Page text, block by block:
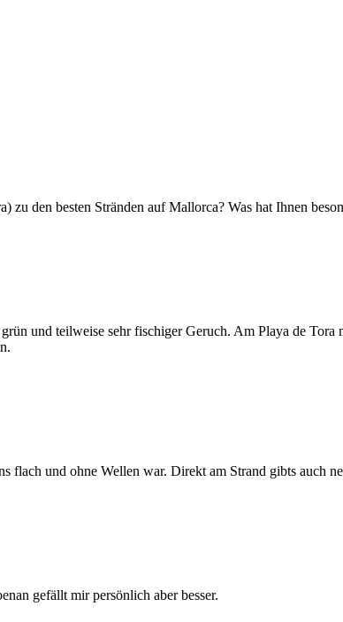
zu den besten Stränden auf Mallorca? Was hat Ihnen
und teilweise sehr fischiger Geruch. Am Playa de
flach und ohne Wellen war. Direkt am Strand gibts auch
gefällt mir persönlich aber besser.